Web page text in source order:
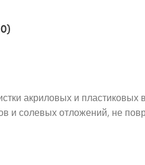
акриловых и
и солевых отложений, не